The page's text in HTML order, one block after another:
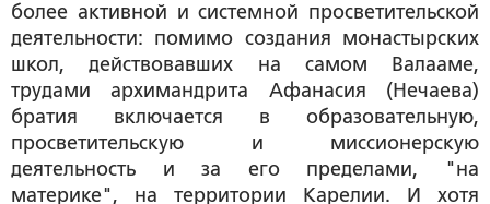
более активной и системной просветительской
деятельности: помимо создания монастырских
школ, действовавших на самом Валааме,
трудами архимандрита Афанасия (Нечаева)
братия включается в образовательную,
просветительскую и миссионерскую
деятельность и за его пределами, "на
материке", на территории Карелии. И хотя